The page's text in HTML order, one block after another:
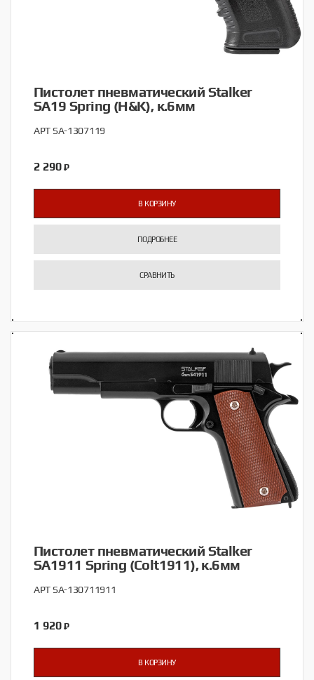
Пистолет пневматический Stalker
SA19 Spring (H&K), к.6мм
АРТ SA-1307119
2 290 ₽
В КОРЗИНУ
ПОДРОБНЕЕ
СРАВНИТЬ
Пистолет пневматический Stalker
SA1911 Spring (Colt1911), к.6мм
АРТ SA-130711911
1 920 ₽
В КОРЗИНУ